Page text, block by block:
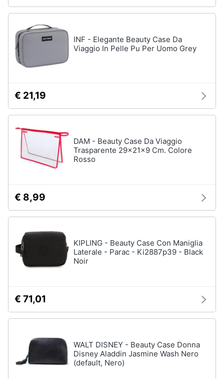
Clima
Arredo
Brico
Giardinaggio
Salute
e
igiene
Beauty
Giocattoli
Prima
infanzia
Abbigliamento
Sport
Animali
Vedi
tutti
Bambino
Sandali
bambina
Vestiti
neonati
Copertina
neonato
Scarpe
Sneakers
Scarpe
nike
tutti
Accessori
INF - Elegante Beauty Case Da
Viaggio In Pelle Pu Per Uomo Grey
€ 21,19
DAM - Beauty Case Da Viaggio
Trasparente 29x21x9 Cm. Colore
Rosso
€ 8,99
KIPLING - Beauty Case Con Maniglia
Laterale - Parac - Ki2887p39 - Black
Noir
€ 71,01
WALT DISNEY - Beauty Case Donna
Disney Aladdin Jasmine Wash Nero
(default, Nero)